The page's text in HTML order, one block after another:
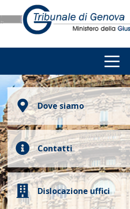
Dove siamo
Contatti
Dislocazione uffici